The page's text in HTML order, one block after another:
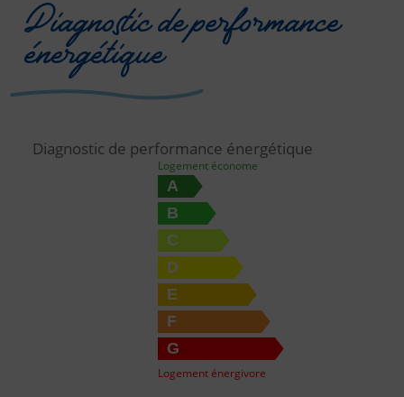
Diagnostic de performance
énergétique
Diagnostic de performance énergétique
Logement économe
A
B
C
D
E
F
G
Logement énergivore